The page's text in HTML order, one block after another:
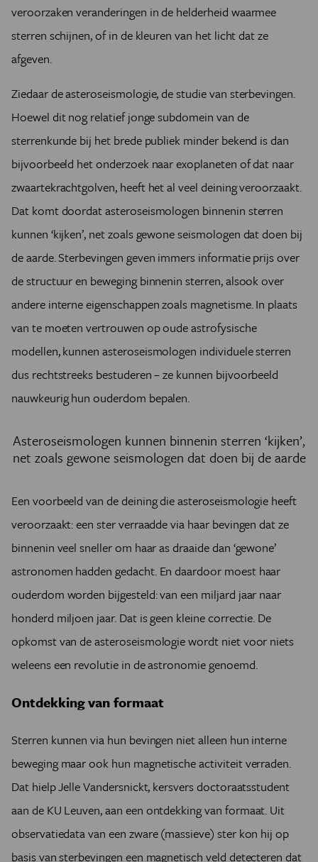
veroorzaken veranderingen in de helderheid waarmee
sterren schijnen, of in de kleuren van het licht dat ze
afgeven.
Ziedaar de asteroseismologie, de studie van sterbevingen.
Hoewel dit nog relatief jonge subdomein van de
sterrenkunde bij het brede publiek minder bekend is dan
bijvoorbeeld het onderzoek naar exoplaneten of dat naar
zwaartekrachtgolven, heeft het al veel deining veroorzaakt.
Dat komt doordat asteroseismologen binnenin sterren
kunnen ‘kijken’, net zoals gewone seismologen dat doen bij
de aarde. Sterbevingen geven immers informatie prijs over
de structuur en beweging binnenin sterren, alsook over
andere interne eigenschappen zoals magnetisme. In plaats
van te moeten vertrouwen op oude astrofysische
modellen, kunnen asteroseismologen individuele sterren
dus rechtstreeks bestuderen – ze kunnen bijvoorbeeld
nauwkeurig hun ouderdom bepalen.
Asteroseismologen kunnen binnenin sterren ‘kijken’,
net zoals gewone seismologen dat doen bij de aarde
Een voorbeeld van de deining die asteroseismologie heeft
veroorzaakt: een ster verraadde via haar bevingen dat ze
binnenin veel sneller om haar as draaide dan ‘gewone’
astronomen hadden gedacht. En daardoor moest haar
ouderdom worden bijgesteld: van een miljard jaar naar
honderd miljoen jaar. Dat is geen kleine correctie. De
opkomst van de astero­seismologie wordt niet voor niets
weleens een revolutie in de astronomie genoemd.
Ontdekking van formaat
Sterren kunnen via hun bevingen niet alleen hun interne
beweging maar ook hun magnetische activiteit verraden.
Dat hielp Jelle Vandersnickt, kersvers doctoraatsstudent
aan de KU Leuven, aan een ontdekking van formaat. Uit
observatiedata van een zware (massieve) ster kon hij op
basis van sterbevingen een magnetisch veld detecteren dat